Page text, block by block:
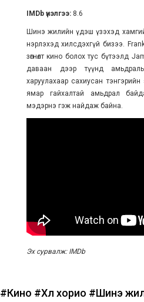
IMDb үнэлгээ:8.6
Шинэ жилийн үдэш үзэхэд
нэрлэхэд хилсдэхгүй бизээ.
зөгнөлт кино болох тус бүтээлд
даваан дээр түүнд
харуулахаар сахиусан
ямар гайхалтай амьдрал
мэдэрнэ гэж найдаж байна.
Эх сурвалж: IMDb
#Кино #Хөл хорио #Шинэ